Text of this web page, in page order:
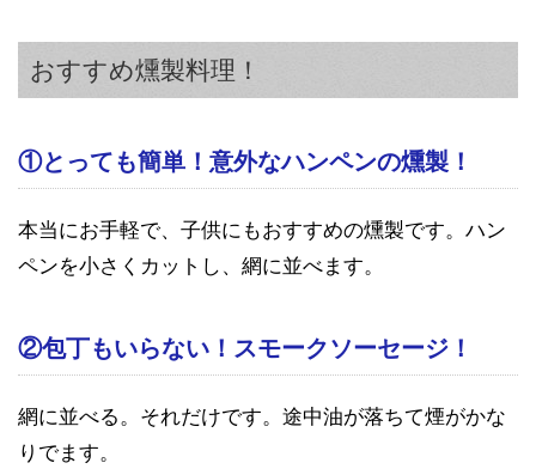
おすすめ燻製料理！
①とっても簡単！意外なハンペンの燻製！
本当にお手軽で、子供にもおすすめの燻製です。ハン
ペンを小さくカットし、網に並べます。
②包丁もいらない！スモークソーセージ！
網に並べる。それだけです。途中油が落ちて煙がかな
りでます。